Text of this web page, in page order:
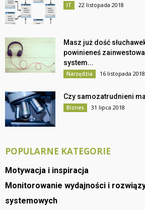
IT 22 listopada 2018
Masz już dość
powinieneś
system...
Narzędzia 16 listopada 2018
Czy samozatrudnieni
Biznes 31 lipca 2018
POPULARNE KATEGORIE
Motywacja i inspiracja
Monitorowanie wydajności i
systemowych